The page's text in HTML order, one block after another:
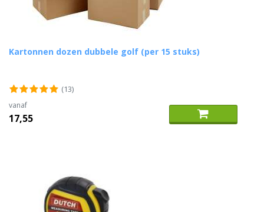
Kartonnen dozen dubbele golf (per 15 stuks)
(13)
vanaf
17,55